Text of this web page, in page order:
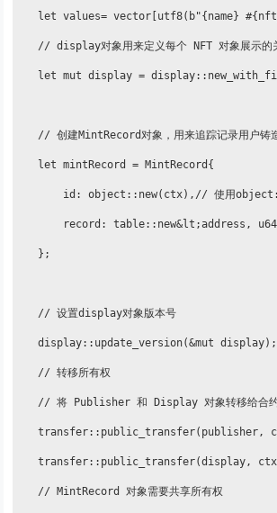
let values= vector[utf8(b"{name}
// display对象用来定义每个 NFT 对象展示的
let mut display =
// 创建MintRecord对象，用来追踪记录用户铸
    let mintRecord = MintRecord{
id: object::new(ctx),// 使用
record: table::new&lt;address,
    };
    // 设置display对象版本号
    display::update_version(&mut display);
    // 转移所有权
// 将 Publisher 和 Display 对象转移给合
transfer::public_transfer(publisher,
transfer::public_transfer(display,
    // MintRecord 对象需要共享所有权